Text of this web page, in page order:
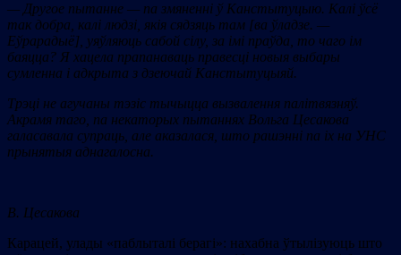
— Другое пытанне — па змяненні ў Канстытуцыю. Калі ўсё
так добра, калі людзі, якія сядзяць там [ва ўладзе. —
Еўрарадыё], уяўляюць сабой сілу, за імі праўда, то чаго ім
баяцца? Я хацела прапанаваць правесці новыя выбары
сумленна і адкрыта з дзеючай Канстытуцыяй.
Трэці не агучаны тэзіс тычыцца вызвалення палітвязняў.
Акрамя таго, па некаторых пытаннях Вольга Цесакова
галасавала супраць, але аказалася, што рашэнні па іх на УНС
прынятыя аднагалосна.
В. Цесакова
Карацей, улады «паблыталі берагі»: нахабна ўтылізуюць што